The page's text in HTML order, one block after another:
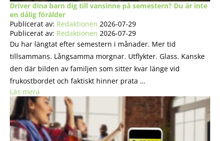
Driver dina barn dig till vansinne på semestern? Du är inte
en dålig förälder
Publicerat av: Redaktionen 2026-07-29
Publicerat av: Redaktionen 2026-07-29
Du har längtat efter semestern i månader. Mer tid
tillsammans. Långsamma morgnar. Utflykter. Glass. Kanske
den där bilden av familjen som sitter kvar länge vid
frukostbordet och faktiskt hinner prata …
Läs mera